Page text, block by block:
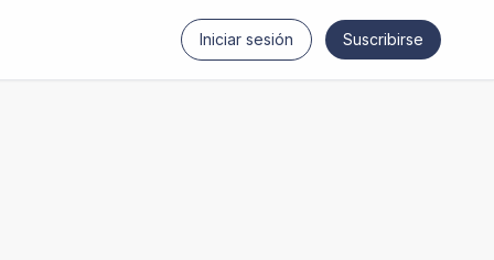
Iniciar sesión Suscribirse